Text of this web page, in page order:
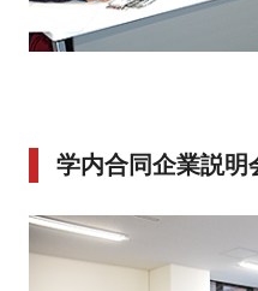
学内合同企業説明